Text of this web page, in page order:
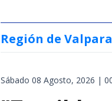
Región de
Sábado 08 Agosto, 2026 |